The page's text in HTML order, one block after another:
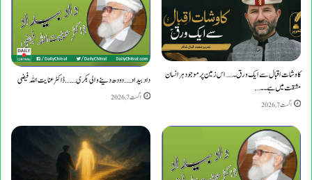
کاوشات اقبال سے ایک ورق۔……اس زمین پر موجود ہر انسان
مشقت میں ہے۔۔….
اگست 7, 2026
​دادبیداد……دودھ دینے والی بکری…….. ڈاکٹر عنایت اللہ فیضی
اگست 7, 2026